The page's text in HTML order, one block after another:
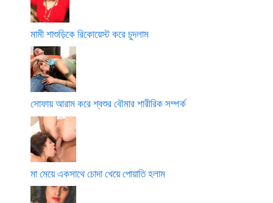
মামী শাশুড়িকে রিকোয়েস্ট করে চুদলাম
সোফায় আরাম করে শ্বশুর বৌমার শারীরিক সম্পর্ক
মা মেয়ে একসাথে চোদা খেয়ে পোয়াতি হলাম